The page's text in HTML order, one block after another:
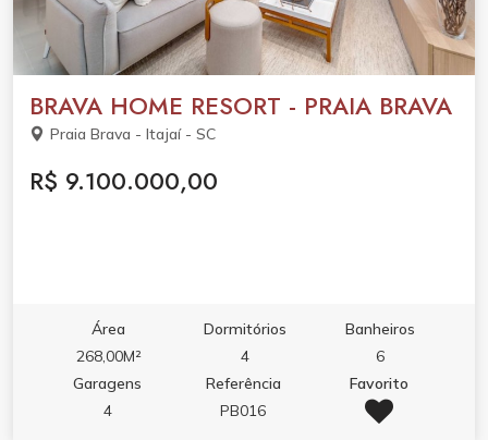
BRAVA HOME RESORT - PRAIA BRAVA
Praia Brava - Itajaí - SC
R$ 9.100.000,00
Área
268,00M²
Dormitórios
4
Banheiros
6
Garagens
4
Referência
PB016
Favorito